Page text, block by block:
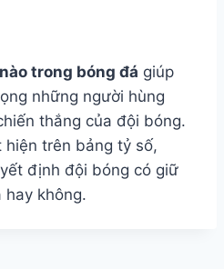
trong bóng đá giúp
những người hùng
thắng của đội bóng.
hiện trên bảng tỷ số,
định đội bóng có giữ
không.